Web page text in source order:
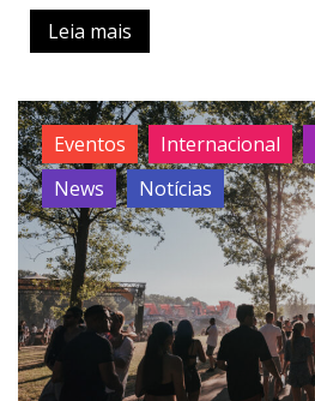
Leia mais
Eventos Internacional
News
Notícias